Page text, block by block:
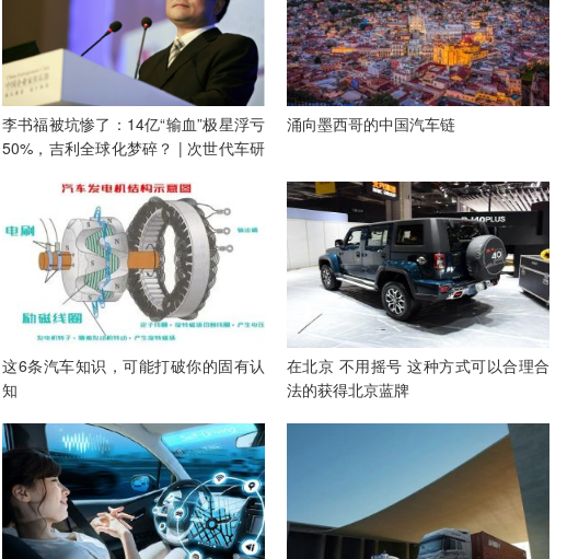
李书福被坑惨了：14亿“输血”极星浮亏
50%，吉利全球化梦碎？ | 次世代车研
涌向墨西哥的中国汽车链
这6条汽车知识，可能打破你的固有认
知
在北京 不用摇号 这种方式可以合理合
法的获得北京蓝牌